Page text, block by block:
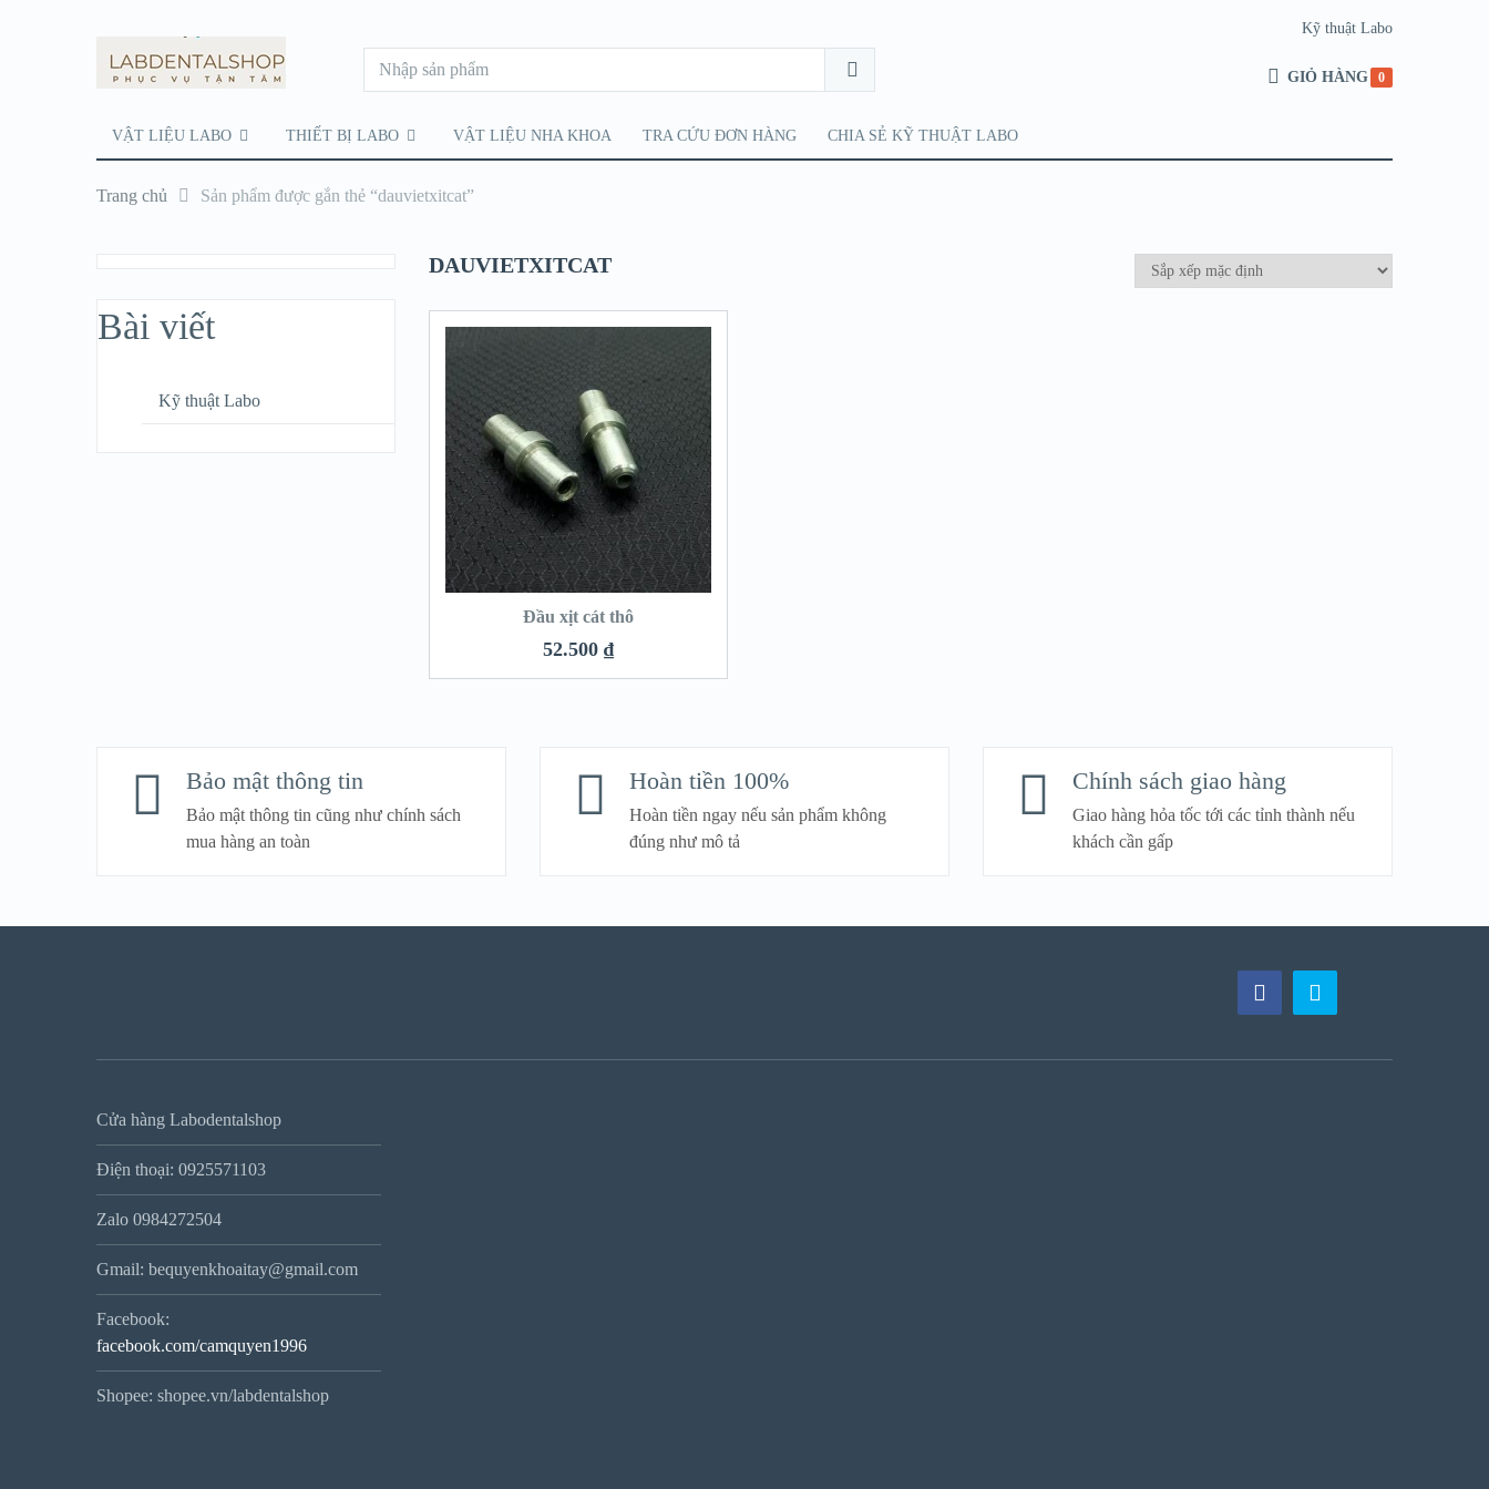
Kỹ thuật Labo
GIỎ HÀNG 0
VẬT LIỆU LABO THIẾT BỊ LABO VẬT LIỆU NHA KHOA TRA CỨU ĐƠN HÀNG CHIA SẺ KỸ THUẬT LABO
Trang chủ Sản phẩm được gắn thẻ “dauvietxitcat”
DAUVIETXITCAT
Đầu xịt cát thô
52.500₫
Bài viết
Kỹ thuật Labo
Bảo mật thông tin
Bảo mật thông tin cũng như chính sách
mua hàng an toàn
Hoàn tiền 100%
Hoàn tiền ngay nếu sản phẩm không
đúng như mô tả
Chính sách giao hàng
Giao hàng hỏa tốc tới các tỉnh thành nếu
khách cần gấp
Cửa hàng Labodentalshop
Điện thoại: 0925571103
Zalo 0984272504
Gmail: bequyenkhoaitay@gmail.com
Facebook:
facebook.com/camquyen1996
Shopee: shopee.vn/labdentalshop